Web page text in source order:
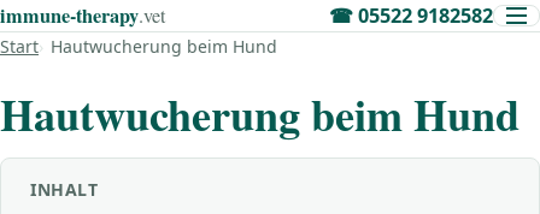
immune‑therapy.vet ☎05522 9182582
Start Hautwucherung beim Hund
Hautwucherung beim Hund
INHALT